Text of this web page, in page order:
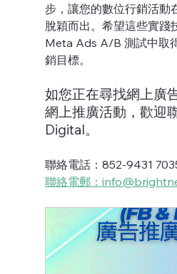
步，讓您的數位行銷活動
脫穎而出。希望這些實踐
Meta Ads A/B 測試中取
銷目標。
如您正在尋找網上廣
網上推廣活動，歡迎
Digital。
聯絡電話：852-9431
聯絡電郵：